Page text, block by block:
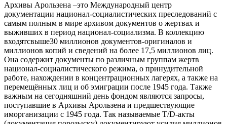
Архивы Арользена –это Международный центр
документации национал-социалистических преследований с
самым полным в мире архивом документов о жертвах и
выживших в период национал-социализма. В коллекцию
входятсвыше30 миллионов документов-оригиналов и
миллионов копий и сведений на более 17,5 миллионов лиц.
Она содержит документы по различным группам жертв
национал-социалистического режима, о принудительной
работе, нахождении в концентрационных лагерях, а также на
перемещённых лиц и об эмиграции после 1945 года. Также
важным на сегодняшний день фондом являются запросы,
поступавшие в Архивы Арользена и предшествующие
иморганизации с 1945 года. Так называемые T/D-акты